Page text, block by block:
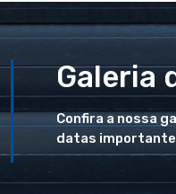
Galeria
Confira a nossa
datas